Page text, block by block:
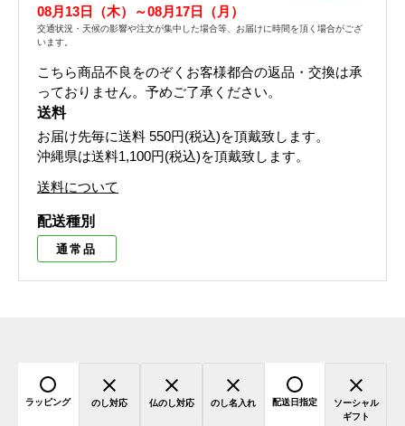
08月13日（木）～08月17日（月）
交通状況・天候の影響や注文が集中した場合等、お届けに時間を頂く場合がござ
います。
こちら商品不良をのぞくお客様都合の返品・交換は承
っておりません。予めご了承ください。
送料
お届け先毎に送料 550円(税込)を頂戴致します。
沖縄県は送料1,100円(税込)を頂戴致します。
送料について
配送種別
通常品
ラッピング のし対応 仏のし対応 のし名入れ 配送日指定
ソーシャル
ギフト